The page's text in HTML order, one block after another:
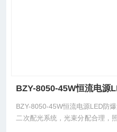
BZY-8050-45W恒流电源
BZY-8050-45W恒流电源LED防爆泛光灯定
二次配光系统，光束分配合理，